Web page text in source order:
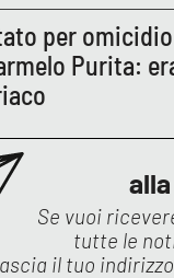
per
Purita:
Se vuoi
tutte le
il tuo